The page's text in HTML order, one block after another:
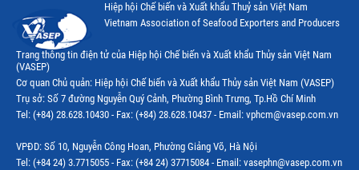
Thị trường Canada
Thị trường Ecuador
Thị trường EU
Thị trường Indonesia
Thị trường Mỹ
Hiệp hội Chế biến và Xuất khẩu Thuỷ sản Việt Nam
Vietnam Association of Seafood Exporters and Producers
Trang thông tin điện tử của Hiệp hội Chế biến và Xuất khẩu Thủy sản Việt Nam
(VASEP)
Cơ quan Chủ quản: Hiệp hội Chế biến và Xuất khẩu Thủy sản Việt Nam (VASEP)
Trụ sở: Số 7 đường Nguyễn Quý Cảnh, Phường Bình Trưng, Tp.Hồ Chí Minh
Tel: (+84) 28.628.10430 - Fax: (+84) 28.628.10437 - Email: vphcm@vasep.com.vn
VPĐD: Số 10, Nguyễn Công Hoan, Phường Giảng Võ, Hà Nội
Tel: (+84 24) 3.7715055 - Fax: (+84 24) 37715084 - Email: vasephn@vasep.com.vn